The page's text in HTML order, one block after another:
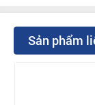
Sản phẩm